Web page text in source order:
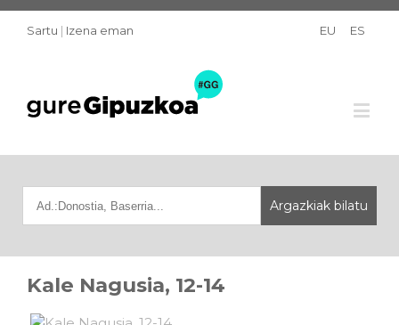
Sartu | Izena eman EU ES
Kale Nagusia, 12-14